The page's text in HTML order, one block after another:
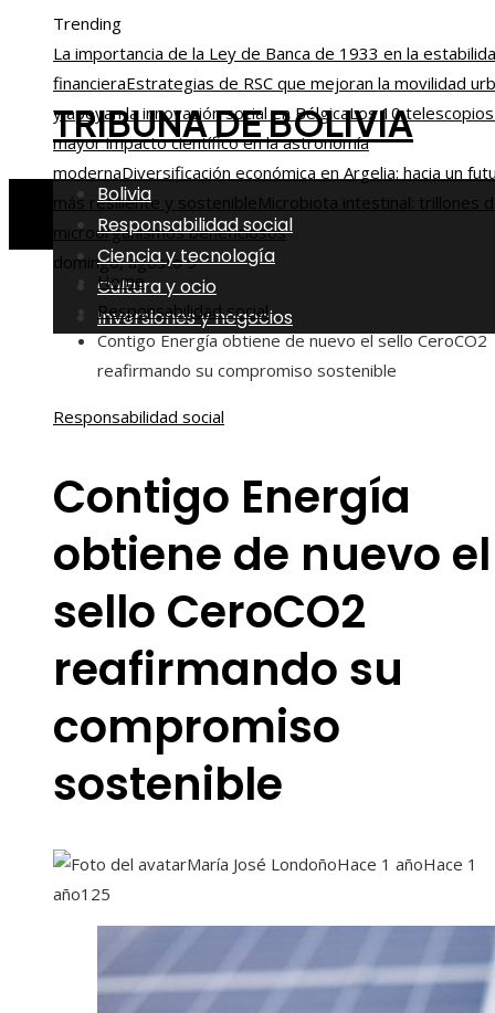
Trending
La importancia de la Ley de Banca de 1933 en la
financieraEstrategias de RSC que mejoran la movilidad
y apoyan la innovación social en BélgicaLos 10
mayor impacto científico en la astronomía
modernaDiversificación económica en Argelia: hacia un
más resiliente y sostenibleMicrobiota intestinal: trillones
microorganismos beneficiosos
domingo, agosto 9
TRIBUNA DE BOLIVIA
Bolivia
Responsabilidad social
Ciencia y tecnología
Cultura y ocio
Inversiones y negocios
Home
Responsabilidad social
Contigo Energía obtiene de nuevo el sello CeroCO2
reafirmando su compromiso sostenible
Responsabilidad social
Contigo Energía
obtiene de nuevo el
sello CeroCO2
reafirmando su
compromiso
sostenible
María José LondoñoHace 1 añoHace 1
año125